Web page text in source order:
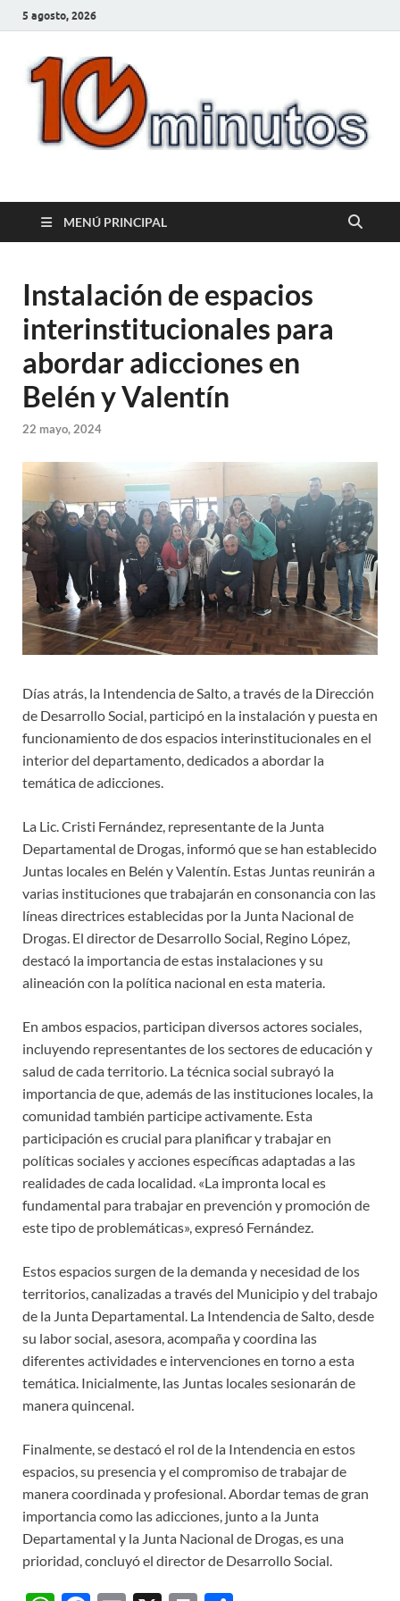
5 agosto, 2026
10minutos.com.uy
MENÚ PRINCIPAL
Instalación de espacios
interinstitucionales para
abordar adicciones en
Belén y Valentín
22 mayo, 2024
Días atrás, la Intendencia de Salto, a través de la Dirección
de Desarrollo Social, participó en la instalación y puesta en
funcionamiento de dos espacios interinstitucionales en el
interior del departamento, dedicados a abordar la
temática de adicciones.
La Lic. Cristi Fernández, representante de la Junta
Departamental de Drogas, informó que se han establecido
Juntas locales en Belén y Valentín. Estas Juntas reunirán a
varias instituciones que trabajarán en consonancia con las
líneas directrices establecidas por la Junta Nacional de
Drogas. El director de Desarrollo Social, Regino López,
destacó la importancia de estas instalaciones y su
alineación con la política nacional en esta materia.
En ambos espacios, participan diversos actores sociales,
incluyendo representantes de los sectores de educación y
salud de cada territorio. La técnica social subrayó la
importancia de que, además de las instituciones locales, la
comunidad también participe activamente. Esta
participación es crucial para planificar y trabajar en
políticas sociales y acciones específicas adaptadas a las
realidades de cada localidad. «La impronta local es
fundamental para trabajar en prevención y promoción de
este tipo de problemáticas», expresó Fernández.
Estos espacios surgen de la demanda y necesidad de los
territorios, canalizadas a través del Municipio y del trabajo
de la Junta Departamental. La Intendencia de Salto, desde
su labor social, asesora, acompaña y coordina las
diferentes actividades e intervenciones en torno a esta
temática. Inicialmente, las Juntas locales sesionarán de
manera quincenal.
Finalmente, se destacó el rol de la Intendencia en estos
espacios, su presencia y el compromiso de trabajar de
manera coordinada y profesional. Abordar temas de gran
importancia como las adicciones, junto a la Junta
Departamental y la Junta Nacional de Drogas, es una
prioridad, concluyó el director de Desarrollo Social.